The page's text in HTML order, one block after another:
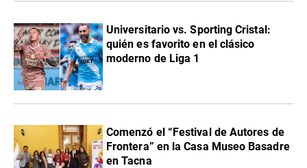
Universitario vs. Sporting Cristal:
quién es favorito en el clásico
moderno de Liga 1
Comenzó el “Festival de Autores de
Frontera” en la Casa Museo Basadre
en Tacna